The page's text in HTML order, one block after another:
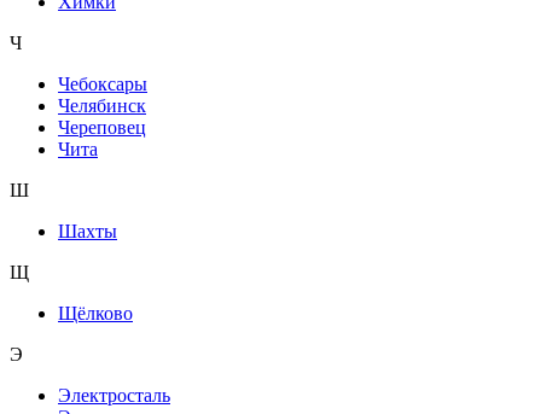
Ч
Чебоксары
Челябинск
Череповец
Чита
Ш
Шахты
Щ
Щёлково
Э
Электросталь